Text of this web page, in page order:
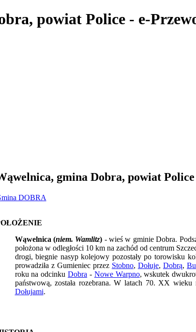
powiat Police - e-
gmina Dobra, powiat Police
DOBRA
Wąwelnica (niem. Wamlitz) - wieś w gminie Dobra.
położona w odległości 10 km na zachód od centrum
drogi, biegnie nasyp kolejowy pozostały po torowisku
prowadziła z Gumieniec przez Stobno, Dołuje, Dobrą,
roku na odcinkuDobra - Nowe Warpno, wskutek
państwową, została rozebrana. W latach 70. XX
Dołujami.